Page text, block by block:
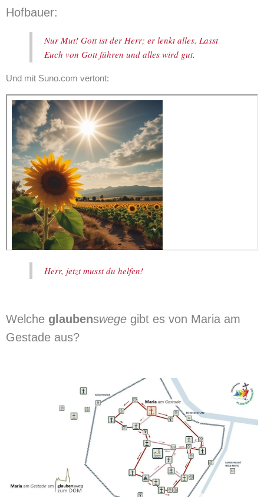
Hofbauer:
Nur Mut! Gott ist der Herr; er lenkt alles. Lasst
Euch von Gott führen und alles wird gut.
Und mit Suno.com vertont:
Herr, jetzt musst du helfen!
Welche glaubenswege gibt es von Maria am
Gestade aus?